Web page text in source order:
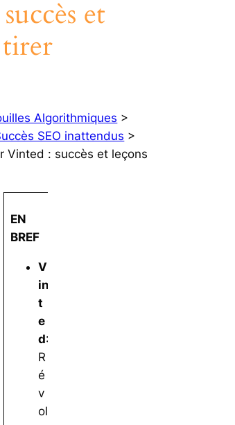
et
Algorithmiques >
SEO inattendus >
Vinted : succès et leçons
EN
BREF
V
in
t
e
d:
R
é
v
ol